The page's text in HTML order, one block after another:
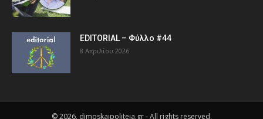
EDITORIAL – Φύλλο #44
8 Απριλίου 2026
© 2026, dimoskaipoliteia.gr - All rights reserved.